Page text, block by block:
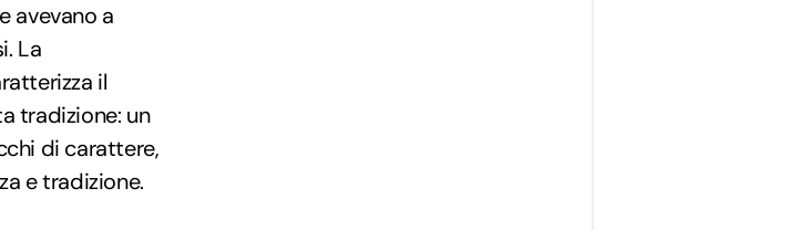
avevano a
La
il
tradizione: un
di carattere,
e tradizione.